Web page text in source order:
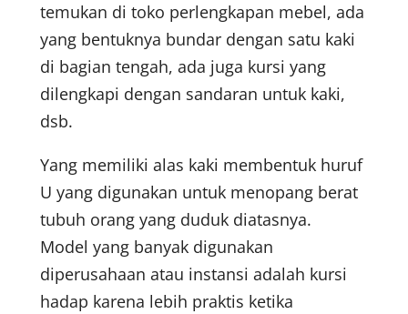
temukan di toko perlengkapan mebel, ada
yang bentuknya bundar dengan satu kaki
di bagian tengah, ada juga kursi yang
dilengkapi dengan sandaran untuk kaki,
dsb.
Yang memiliki alas kaki membentuk huruf
U yang digunakan untuk menopang berat
tubuh orang yang duduk diatasnya.
Model yang banyak digunakan
diperusahaan atau instansi adalah kursi
hadap karena lebih praktis ketika